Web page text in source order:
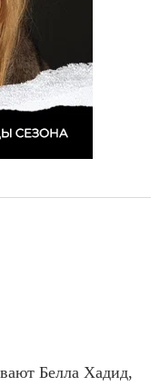
Белла Хадид,